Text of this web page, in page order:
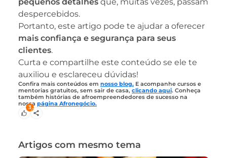
despercebidos.
Portanto, este artigo pode te ajudar a oferecer
mais confiança e segurança para seus
clientes.
Curta e compartilhe este conteúdo se ele te
auxiliou e esclareceu dúvidas!
Confira mais conteúdos em nosso blog. E acompanhe cursos e
mentorias gratuitos, sem sair de casa, clicando aqui. Conheça
também histórias de afroempreendedores de sucesso na
nossa página Afronegócio.
3
Artigos com mesmo tema